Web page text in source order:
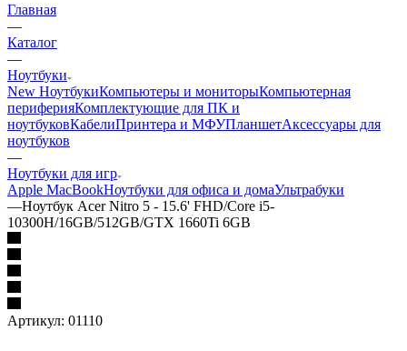
Главная
—
Каталог
—
Ноутбуки
New НоутбукиКомпьютеры и мониторыКомпьютерная
периферияКомплектующие для ПК и
ноутбуковКабелиПринтера и МФУПланшетАксессуары для
ноутбуков
—
Ноутбуки для игр
Apple MacBookНоутбуки для офиса и домаУльтрабуки
—Ноутбук Acer Nitro 5 - 15.6' FHD/Core i5-
10300H/16GB/512GB/GTX 1660Ti 6GB
Артикул: 01110